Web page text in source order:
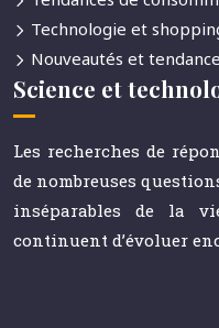
Technologie et
Nouveautés et
Science et
Les recherches de
de nombreuses
inséparables de la
continuent d’évoluer